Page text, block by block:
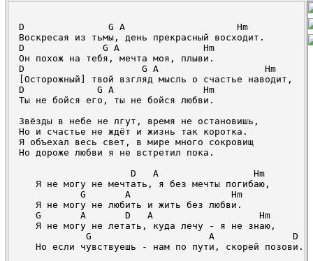
D               G A                    Hm
Воскресая из тьмы, день прекрасный восходит.
D              G A               Hm
Он похож на тебя, мечта моя, плыви.
D                     G A                   Hm
[Осторожный] твой взгляд мысль о счастье наводит,
D             G A                Hm
Ты не бойся его, ты не бойся любви.
Звёзды в небе не лгут, время не остановишь,
Но и счастье не ждёт и жизнь так коротка.
Я объехал весь свет, в мире много сокровищ
Но дороже любви я не встретил пока.
                    D   A                 Hm
   Я не могу не мечтать, я без мечты погибаю,
           G       A                  Hm
   Я не могу не любить и жить без любви.
   G       A       D   A                   Hm
   Я не могу не летать, куда лечу - я не знаю,
            G                     A              D
   Но если чувствуешь - нам по пути, скорей позови.